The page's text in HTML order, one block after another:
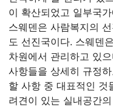
이 확산되었고 일부국
스웨덴은 사람복지의
도 선진국이다. 스웨덴
차원에서 관리하고 있
사항들을 상세히 규정
할 사항 중 대표적인 것
려견이 있는 실내공간